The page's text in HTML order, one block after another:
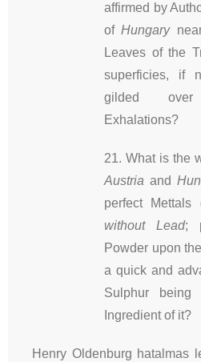
affirmed by
ofHungary
Leaves of the
superficies, if
gilded
Exhalations?
21. What is the
Austria and
perfect Mettals
without Lead;
Powder upon the
a quick and
Sulphur
Ingredient of it?
Henry Oldenburg hatalmas